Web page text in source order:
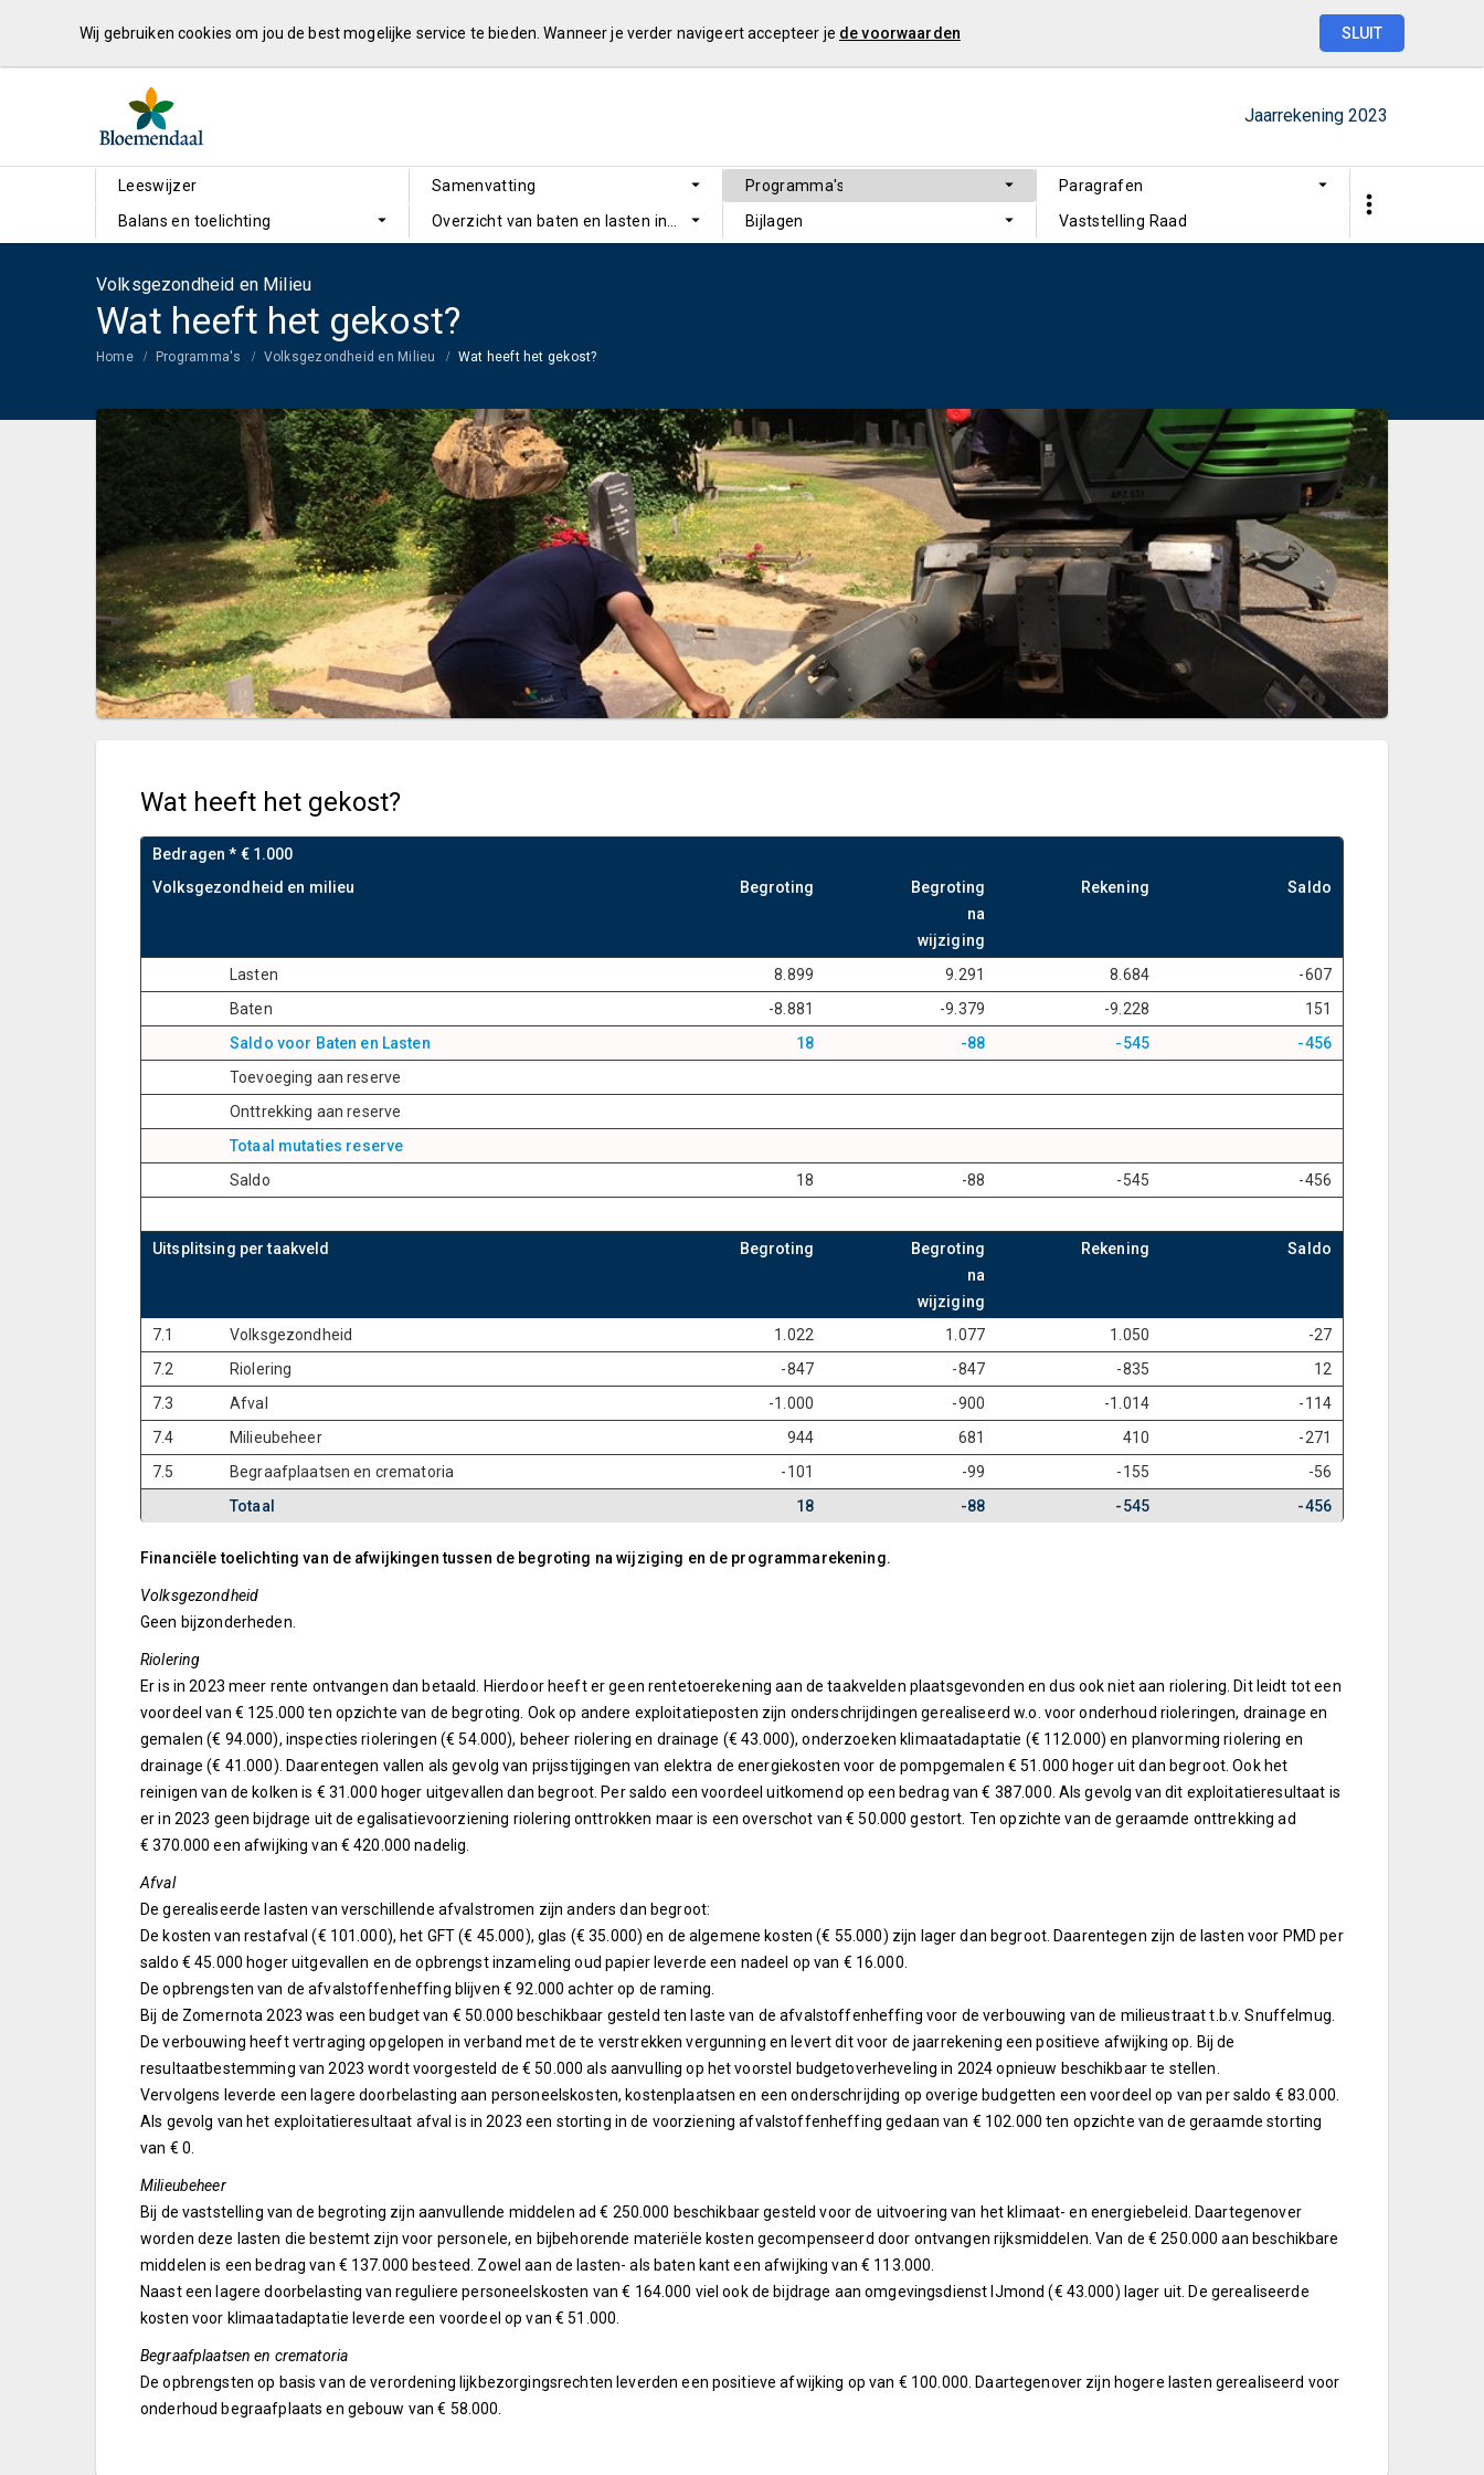
Wij gebruiken cookies om jou de best mogelijke service te bieden. Wanneer je verder navigeert accepteer je de voorwaarden SLUIT
Jaarrekening 2023
Leeswijzer Samenvatting Programma's
Paragrafen
Balans en toelichting
Overzicht van baten en lasten in de jaarrekening en de toelichting
Bijlagen Vaststelling Raad
Volksgezondheid en Milieu
Wat heeft het gekost?
Home Programma's Volksgezondheid en Milieu Wat heeft het gekost?
Wat heeft het gekost?
Bedragen * € 1.000
Volksgezondheid en milieu
Begroting
Begroting
na
wijziging
Rekening Saldo
Lasten 8.899 9.291 8.684
-607
Baten
-8.881 -9.379 -9.228
151
Saldo voor Baten en Lasten
18 -88 -545
-456
Toevoeging aan reserve
Onttrekking aan reserve
Totaal mutaties reserve
Saldo
18 -88 -545
-456
Uitsplitsing per taakveld
Begroting
Begroting
na
wijziging
Rekening Saldo
7.1 Volksgezondheid 1.022 1.077 1.050
-27
7.2
Riolering -847 -847 -835
12
7.3
Afval -1.000 -900 -1.014
-114
7.4
Milieubeheer 944 681 410
-271
7.5
Begraafplaatsen en crematoria -101 -99 -155
-56
Totaal
18 -88 -545 -456
Financiële toelichting van de afwijkingen tussen de begroting na wijziging en de programmarekening.
Volksgezondheid
Geen bijzonderheden.
Riolering
Er is in 2023 meer rente ontvangen dan betaald. Hierdoor heeft er geen rentetoerekening aan de taakvelden plaatsgevonden en dus ook niet aan riolering. Dit leidt tot een
voordeel van € 125.000 ten opzichte van de begroting. Ook op andere exploitatieposten zijn onderschrijdingen gerealiseerd w.o. voor onderhoud rioleringen, drainage en
gemalen (€ 94.000), inspecties rioleringen (€ 54.000), beheer riolering en drainage (€ 43.000), onderzoeken klimaatadaptatie (€ 112.000) en planvorming riolering en
drainage (€ 41.000). Daarentegen vallen als gevolg van prijsstijgingen van elektra de energiekosten voor de pompgemalen € 51.000 hoger uit dan begroot. Ook het
reinigen van de kolken is € 31.000 hoger uitgevallen dan begroot. Per saldo een voordeel uitkomend op een bedrag van € 387.000. Als gevolg van dit exploitatieresultaat is
er in 2023 geen bijdrage uit de egalisatievoorziening riolering onttrokken maar is een overschot van € 50.000 gestort. Ten opzichte van de geraamde onttrekking ad
€ 370.000 een afwijking van € 420.000 nadelig.
Afval
De gerealiseerde lasten van verschillende afvalstromen zijn anders dan begroot:
De kosten van restafval (€ 101.000), het GFT (€ 45.000), glas (€ 35.000) en de algemene kosten (€ 55.000) zijn lager dan begroot. Daarentegen zijn de lasten voor PMD per
saldo € 45.000 hoger uitgevallen en de opbrengst inzameling oud papier leverde een nadeel op van € 16.000.
De opbrengsten van de afvalstoffenheffing blijven € 92.000 achter op de raming.
Bij de Zomernota 2023 was een budget van € 50.000 beschikbaar gesteld ten laste van de afvalstoffenheffing voor de verbouwing van de milieustraat t.b.v. Snuffelmug.
De verbouwing heeft vertraging opgelopen in verband met de te verstrekken vergunning en levert dit voor de jaarrekening een positieve afwijking op. Bij de
resultaatbestemming van 2023 wordt voorgesteld de € 50.000 als aanvulling op het voorstel budgetoverheveling in 2024 opnieuw beschikbaar te stellen.
Vervolgens leverde een lagere doorbelasting aan personeelskosten, kostenplaatsen en een onderschrijding op overige budgetten een voordeel op van per saldo € 83.000.
Als gevolg van het exploitatieresultaat afval is in 2023 een storting in de voorziening afvalstoffenheffing gedaan van € 102.000 ten opzichte van de geraamde storting
van € 0.
Milieubeheer
Bij de vaststelling van de begroting zijn aanvullende middelen ad € 250.000 beschikbaar gesteld voor de uitvoering van het klimaat- en energiebeleid. Daartegenover
worden deze lasten die bestemt zijn voor personele, en bijbehorende materiële kosten gecompenseerd door ontvangen rijksmiddelen. Van de € 250.000 aan beschikbare
middelen is een bedrag van € 137.000 besteed. Zowel aan de lasten- als baten kant een afwijking van € 113.000.
Naast een lagere doorbelasting van reguliere personeelskosten van € 164.000 viel ook de bijdrage aan omgevingsdienst IJmond (€ 43.000) lager uit. De gerealiseerde
kosten voor klimaatadaptatie leverde een voordeel op van € 51.000.
Begraafplaatsen en crematoria
De opbrengsten op basis van de verordening lijkbezorgingsrechten leverden een positieve afwijking op van € 100.000. Daartegenover zijn hogere lasten gerealiseerd voor
onderhoud begraafplaats en gebouw van € 58.000.